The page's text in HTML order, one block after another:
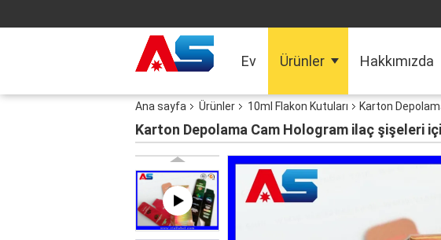
Ev Ürünler Hakkımızda
Ana sayfa Ürünler 10ml Flakon Kutuları Karton
Karton Depolama Cam Hologram ilaç şişeleri